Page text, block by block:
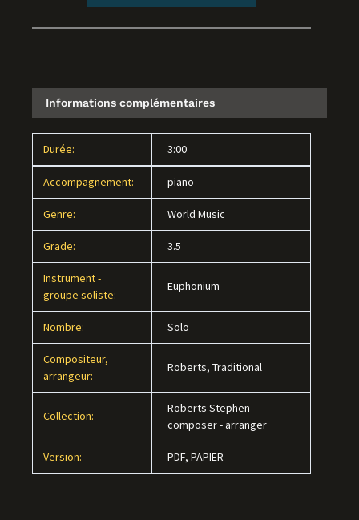
Informations complémentaires
Durée: 3:00
Accompagnement: piano
Genre: World Music
Grade: 3.5
Instrument -
groupe soliste:
Euphonium
Nombre: Solo
Compositeur,
arrangeur:
Roberts, Traditional
Collection:
Roberts Stephen -
composer - arranger
Version: PDF, PAPIER